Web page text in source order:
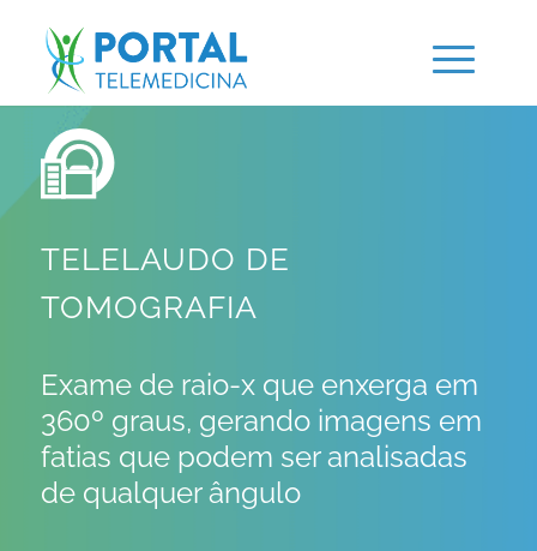
TELELAUDO DE
TOMOGRAFIA
Exame de raio-x que enxerga em
360º graus, gerando imagens em
fatias que podem ser analisadas
de qualquer ângulo